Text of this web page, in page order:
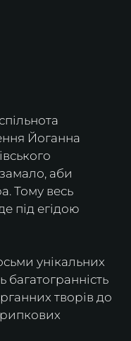
Йоганна
аби
Тому весь
під егідою
унікальних
творів до